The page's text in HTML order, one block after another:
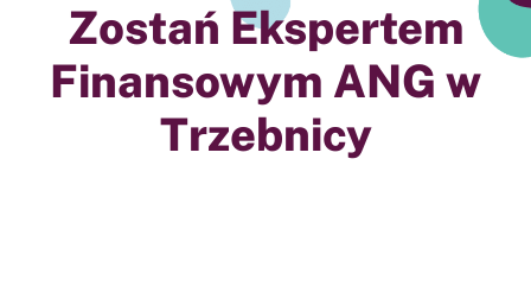
Zostań Ekspertem
Finansowym ANG w
Trzebnicy